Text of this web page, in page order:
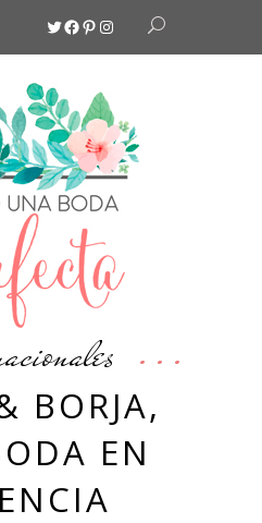
Twitter
Facebook
Pinterest
Instagram
BORJA,
EN